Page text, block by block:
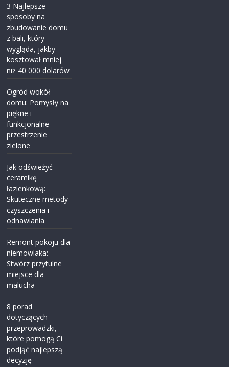
3 Najlepsze
sposoby na
zbudowanie domu
z bali, który
wygląda, jakby
kosztował mniej
niż 40 000 dolarów
Ogród wokół
domu: Pomysły na
piękne i
funkcjonalne
przestrzenie
zielone
Jak odświeżyć
ceramikę
łazienkową:
Skuteczne metody
czyszczenia i
odnawiania
Remont pokoju dla
niemowlaka:
Stwórz przytulne
miejsce dla
malucha
8 porad
dotyczących
przeprowadzki,
które pomogą Ci
podjąć najlepszą
decyzję